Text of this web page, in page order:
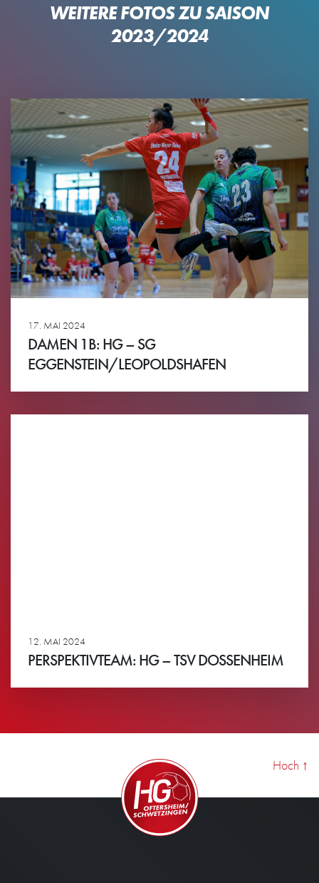
WEITERE FOTOS ZU SAISON
2023/2024
17. MAI 2024
DAMEN 1B: HG – SG
EGGENSTEIN/LEOPOLDSHAFEN
12. MAI 2024
PERSPEKTIVTEAM: HG – TSV DOSSENHEIM
Hoch ↑